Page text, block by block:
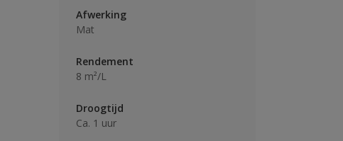
Afwerking
Mat
Rendement
8 m²/L
Droogtijd
Ca. 1 uur